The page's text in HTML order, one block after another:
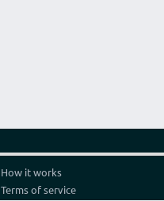
How it works
Terms of service